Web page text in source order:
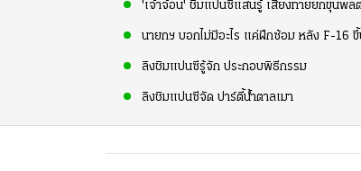
'เจ้าจ้อน' ชิมแปนซีแสนรู้ เสี่ยงทายยกขุนพล
นายกฯ บอกไม่มีอะไร แค่ฝึกซ้อม หลัง F-16
ลิงชิมแปนซีรู้จัก ประกอบพิธีกรรม
ลิงชิมแปนซีจัด ปาร์ตี้น้ำตาลเมา